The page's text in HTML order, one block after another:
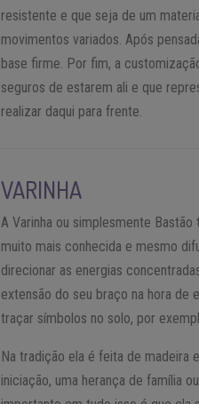
resistente e que seja de um
movimentos variados. Após
base firme. Por fim, a
seguros de estarem ali e que
realizar daqui para frente.
VARINHA
A Varinha ou simplesmente
muito mais conhecida e mesmo
direcionar as energias
extensão do seu braço na hora de
traçar símbolos no solo, por
Na tradição ela é feita de madeira
iniciação, uma herança de família